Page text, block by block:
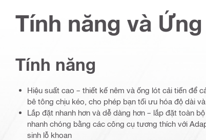
Tính năng và
Tính năng
Hiệu suất cao – thiết kế nêm và ống lót cải tiến để
bê tông chịu kéo, cho phép bạn tối ưu hóa độ dài
Lắp đặt nhanh hơn và dễ dàng hơn – lắp đặt toàn
nhanh chóng bằng các công cụ tương thích với
sinh lỗ khoan